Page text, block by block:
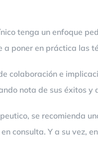
tenga un enfoque
poner en práctica las
colaboración e
nota de sus éxitos
se recomienda
consulta. Y a su vez,